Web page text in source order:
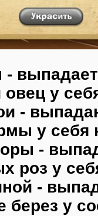
-
у
-
у себя
-
роз у
-
берез у